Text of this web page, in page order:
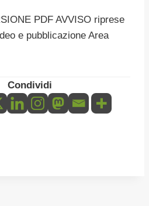
PDF AVVISO riprese
e pubblicazione Area
Condividi